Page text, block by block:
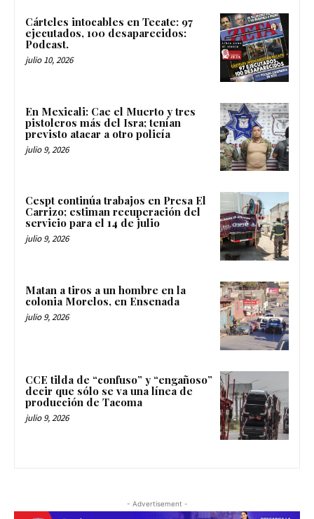
Cárteles intocables en Tecate: 97
ejecutados, 100 desaparecidos:
Podcast.
julio 10, 2026
En Mexicali: Cae el Muerto y tres
pistoleros más del Isra; tenían
previsto atacar a otro policía
julio 9, 2026
Cespt continúa trabajos en Presa El
Carrizo; estiman recuperación del
servicio para el 14 de julio
julio 9, 2026
Matan a tiros a un hombre en la
colonia Morelos, en Ensenada
julio 9, 2026
CCE tilda de “confuso” y “engañoso”
decir que sólo se va una línea de
producción de Tacoma
julio 9, 2026
- Advertisement -